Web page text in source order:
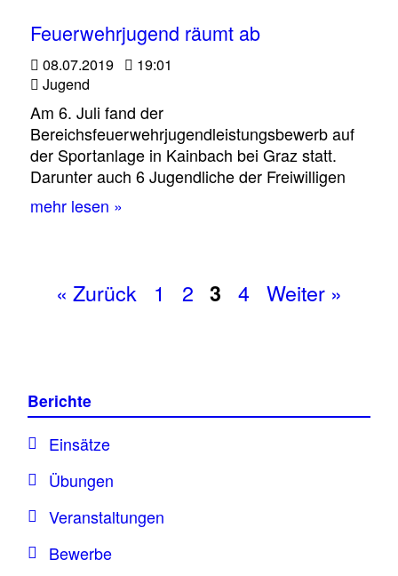
Feuerwehrjugend räumt ab
08.07.2019
19:01
Jugend
Am 6. Juli fand der
Bereichsfeuerwehrjugendleistungsbewerb auf
der Sportanlage in Kainbach bei Graz statt.
Darunter auch 6 Jugendliche der Freiwilligen
mehr lesen »
« Zurück 1 2 3 4 Weiter »
Berichte
Einsätze
Übungen
Veranstaltungen
Bewerbe